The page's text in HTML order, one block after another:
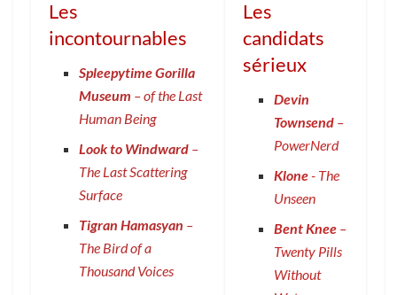
Les
incontournables
Spleepytime Gorilla
Museum – of the Last
Human Being
Look to Windward –
The Last Scattering
Surface
Tigran Hamasyan –
The Bird of a
Thousand Voices
Les
candidats
sérieux
Devin
Townsend–
PowerNerd
Klone- The
Unseen
Bent Knee–
Twenty Pills
Without